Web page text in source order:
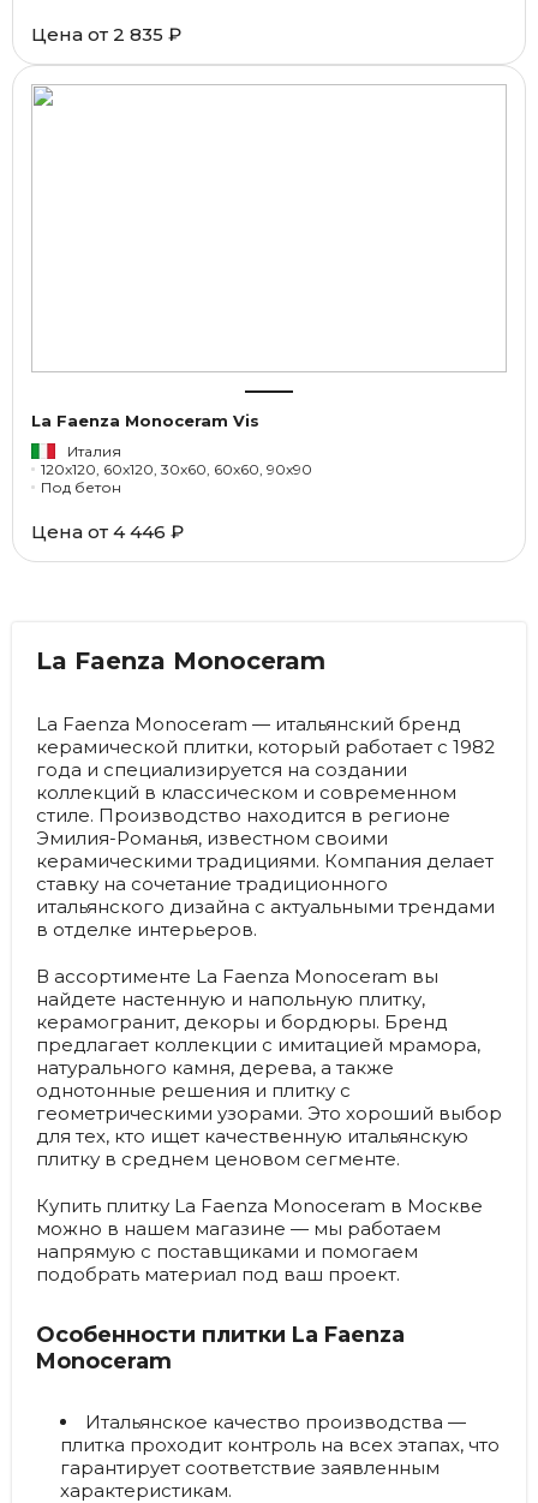
Цена от 2 835 ₽
La Faenza Monoceram Vis
Италия
120x120, 60x120, 30x60, 60x60, 90x90
Под бетон
Цена от 4 446 ₽
La Faenza Monoceram
La Faenza Monoceram — итальянский бренд
керамической плитки, который работает с 1982
года и специализируется на создании
коллекций в классическом и современном
стиле. Производство находится в регионе
Эмилия-Романья, известном своими
керамическими традициями. Компания делает
ставку на сочетание традиционного
итальянского дизайна с актуальными трендами
в отделке интерьеров.
В ассортименте La Faenza Monoceram вы
найдете настенную и напольную плитку,
керамогранит, декоры и бордюры. Бренд
предлагает коллекции с имитацией мрамора,
натурального камня, дерева, а также
однотонные решения и плитку с
геометрическими узорами. Это хороший выбор
для тех, кто ищет качественную итальянскую
плитку в среднем ценовом сегменте.
Купить плитку La Faenza Monoceram в Москве
можно в нашем магазине — мы работаем
напрямую с поставщиками и помогаем
подобрать материал под ваш проект.
Особенности плитки La Faenza
Monoceram
Итальянское качество производства —
плитка проходит контроль на всех этапах, что
гарантирует соответствие заявленным
характеристикам.